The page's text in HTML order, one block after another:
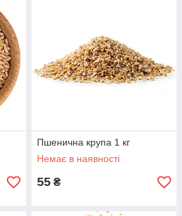
Пшенична крупа 1 кг
Немає в наявності
55 ₴